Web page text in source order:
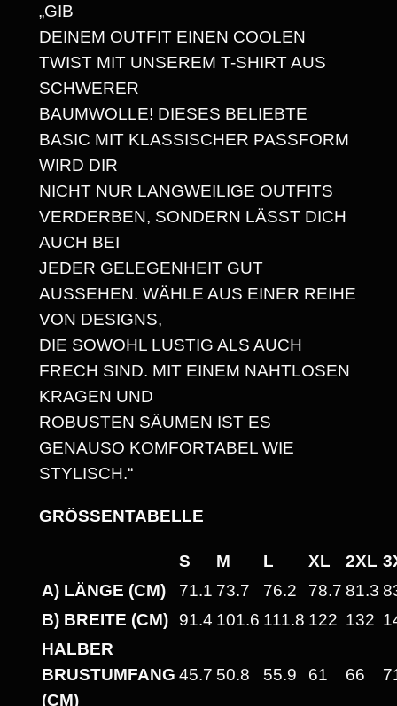
6
N
U
N
D
D
I
E
W
E
L
T
E
R
O
B
E
R
N
!
A
W
E
„GIB
DEINEM OUTFIT EINEN COOLEN
TWIST MIT UNSEREM T-SHIRT AUS
SCHWERER
BAUMWOLLE! DIESES BELIEBTE
BASIC MIT KLASSISCHER PASSFORM
WIRD DIR
NICHT NUR LANGWEILIGE OUTFITS
VERDERBEN, SONDERN LÄSST DICH
AUCH BEI
JEDER GELEGENHEIT GUT
AUSSEHEN. WÄHLE AUS EINER REIHE
VON DESIGNS,
DIE SOWOHL LUSTIG ALS AUCH
FRECH SIND. MIT EINEM NAHTLOSEN
KRAGEN UND
ROBUSTEN SÄUMEN IST ES
GENAUSO KOMFORTABEL WIE
STYLISCH.“
GRÖSSENTABELLE
S M L XL 2XL
A) LÄNGE (CM)
71.1 73.7 76.2 78.7 81.3
B) BREITE (CM)
91.4 101.6 111.8 122 132
HALBER
BRUSTUMFANG
(CM)
45.7 50.8 55.9 61 66